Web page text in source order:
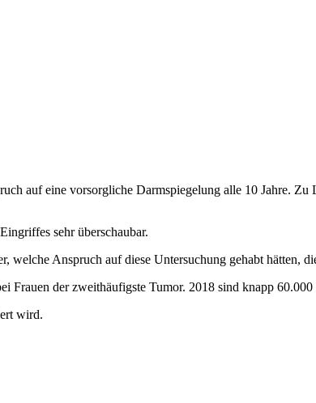
auf eine vorsorgliche Darmspiegelung alle 10 Jahre. Zu
sehr überschaubar.
welche Anspruch auf diese Untersuchung gehabt hätten,
Frauen der zweithäufigste Tumor. 2018 sind knapp
wird.